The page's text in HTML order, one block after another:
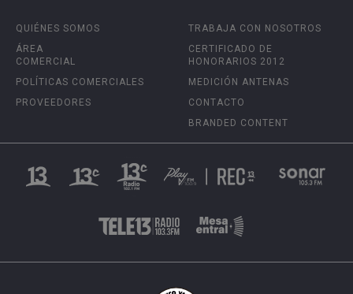
QUIÉNES SOMOS
ÁREA
COMERCIAL
POLÍTICAS COMERCIALES
PROVEEDORES
TRABAJA CON NOSOTROS
CERTIFICADO DE
HONORARIOS 2012
MEDICIÓN ANTENAS
CONTACTO
BRANDED CONTENT